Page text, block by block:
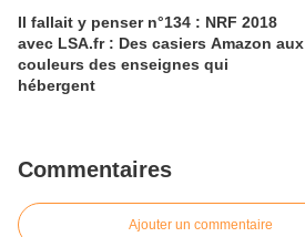
Il fallait y penser n°134 : NRF 2018
avec LSA.fr : Des casiers Amazon aux
couleurs des enseignes qui
hébergent
Commentaires
Ajouter un commentaire